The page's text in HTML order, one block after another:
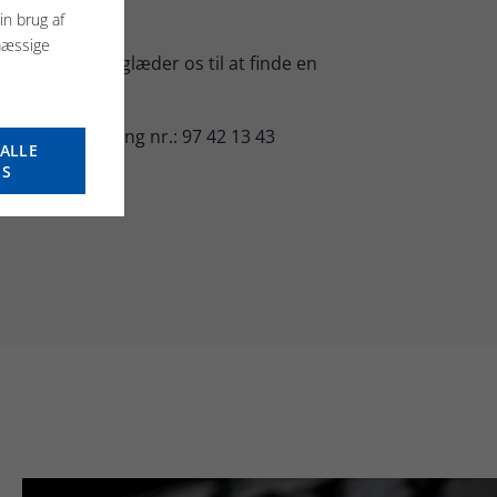
kaffen klar og glæder os til at finde en
rådgivning nr.: 97 42 13 43
brug af